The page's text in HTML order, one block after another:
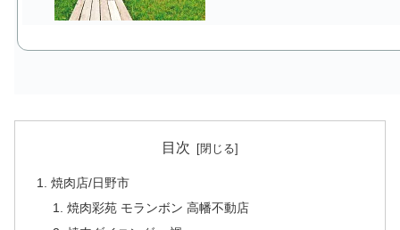
目次
焼肉店/日野市
焼肉彩苑 モランボン 高幡不動店